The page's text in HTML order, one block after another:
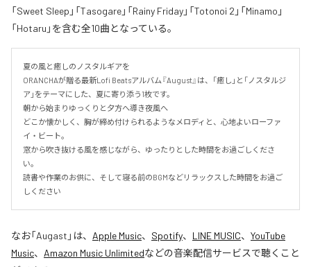
「Sweet Sleep」「Tasogare」「Rainy Friday」「Totonoi 2」「Minamo」
「Hotaru」を含む全10曲となっている。
夏の風と癒しのノスタルギアを
ORANCHAが贈る最新Lofi Beatsアルバム『August』は、「癒し」と「ノスタルジ
ア」をテーマにした、夏に寄り添う1枚です。
朝から始まりゆっくりと夕方へ導き夜風へ
どこか懐かしく、胸が締め付けられるようなメロディと、心地よいローファ
イ・ビート。
窓から吹き抜ける風を感じながら、ゆったりとした時間をお過ごしくださ
い。
読書や作業のお供に、そして寝る前のBGMなどリラックスした時間をお過ご
しください
なお「Augast 」は、 Apple Music、 Spotify、 LINE MUSIC、 YouTube
Music、 Amazon Music Unlimitedなどの音楽配信サービスで聴くこと